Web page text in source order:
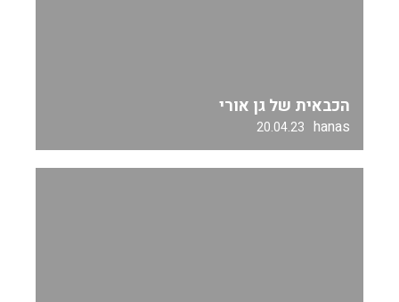
הכבאית של גן אורי
hanas
20.04.23